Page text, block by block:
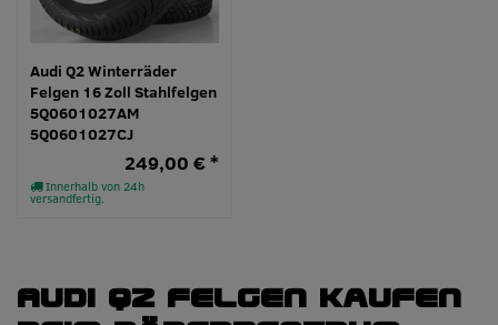
Audi Q2 Winterräder
Felgen 16 Zoll Stahlfelgen
5Q0601027AM
5Q0601027CJ
Innerhalb von 24h
versandfertig.
249,00 € *
Audi Q2 Felgen kaufen